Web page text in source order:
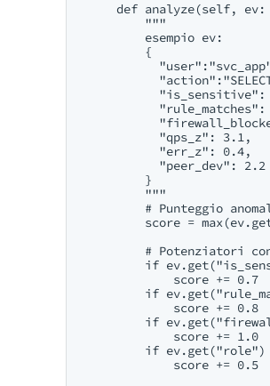
def analyze(self, ev:
        """
        esempio ev:
        {
"qps_z": 3.1,
"err_z": 0.4,
"peer_dev":
        }
        """
# Punteggio
score =
# Potenziatori
if
            score += 0.7
if
            score += 0.8
if
            score += 1.0
if
score += 0.5